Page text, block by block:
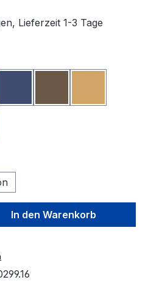
Lieferzeit 1-3 Tage
den
In den Warenkorb